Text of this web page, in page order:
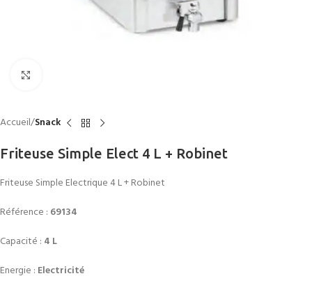
Accueil Snack
Friteuse Simple Elect 4 L + Robinet
Friteuse Simple Electrique 4 L + Robinet
Référence : 69134
Capacité : 4 L
Energie : Electricité